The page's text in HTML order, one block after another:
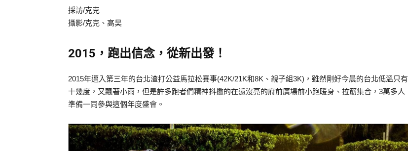
採訪/克克
攝影/克克、高昊
2015 ，跑出信念，從新出發！
2015年邁入第三年的台北渣打公益馬拉松賽事(42K/21K和8K、親子組3K)，雖然剛好今晨的台北低溫只有
十幾度，又飄著小雨，但是許多跑者們精神抖擻的在還沒亮的府前廣場前小跑暖身、拉筋集合，3萬多人
準備一同參與這個年度盛會。